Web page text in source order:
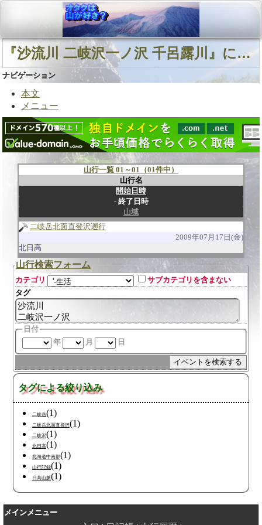
『沙流川 二岐沢一ノ沢 千呂露川』に関連する山行
ナビゲーション
本文
メニュー
山行一覧 01～01（01件中）
山行名
開始日時
終了日時
山域
二岐岳北面直登沢遡行
2009年07月17日(金)
北日高
山行検索フォーム
カテゴリ
サブカテゴリを含まない
タグ
日付
年
月 日
タグによる絞り込み
二岐岳(1)
二岐岳北面直登沢(1)
二岐沢(1)
北日高(1)
北海道中南部(1)
山行記録(1)
日高山脈(1)
メインメニュー